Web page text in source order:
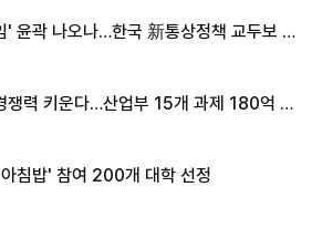
' 윤곽 나오나…한국 新통상정책 교두보 활
쟁력 키운다…산업부 15개 과제 180억 지
침밥' 참여 200개 대학 선정